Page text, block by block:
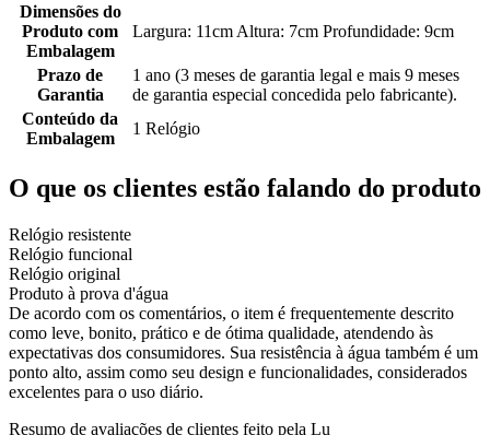
Dimensões do
Produto com
Embalagem
Largura: 11cm Altura: 7cm Profundidade: 9cm
Prazo de
Garantia
1 ano (3 meses de garantia legal e mais 9 meses
de garantia especial concedida pelo fabricante).
Conteúdo da
Embalagem
1 Relógio
O que os clientes estão falando do produto
Relógio resistente
Relógio funcional
Relógio original
Produto à prova d'água
De acordo com os comentários, o item é frequentemente descrito
como leve, bonito, prático e de ótima qualidade, atendendo às
expectativas dos consumidores. Sua resistência à água também é um
ponto alto, assim como seu design e funcionalidades, considerados
excelentes para o uso diário.
Resumo de avaliações de clientes feito pela Lu